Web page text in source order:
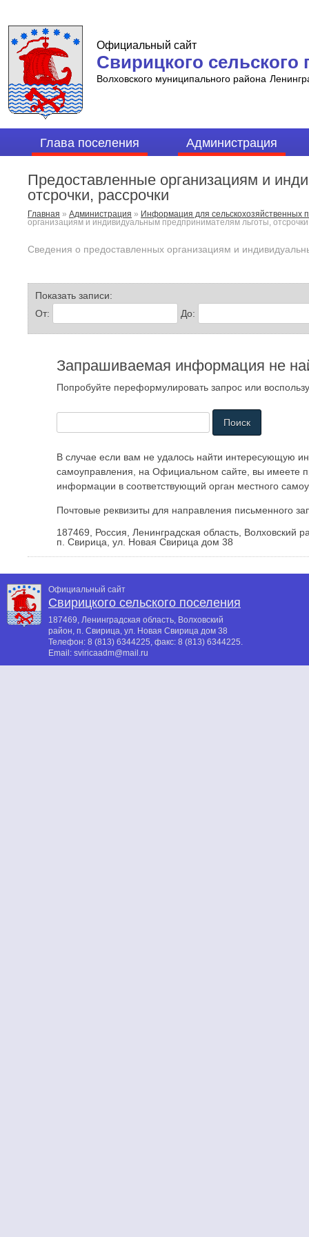
Официальный сайт
Свирицкого сельского
Волховского муниципального района
Глава поселения Администрация
Предоставленные организациям и
отсрочки, рассрочки
Главная » Администрация » Информация для сельскохозяйственных
организациям и индивидуальным предпринимателям льготы,
Сведения о предоставленных организациям и
Показать записи:
От:
До:
Запрашиваемая информация не
Попробуйте переформулировать запрос или
В случае если вам не удалось найти интересующую
самоуправления, на Официальном сайте, вы имеете
информации в соответствующий орган местного
Почтовые реквизиты для направления письменного
187469, Россия, Ленинградская область, Волховский
п. Свирица, ул. Новая Свирица дом 38
Официальный сайт
Свирицкого сельского поселения
187469, Ленинградская область, Волховский
район, п. Свирица, ул. Новая Свирица дом 38
Телефон: 8 (813) 6344225, факс: 8 (813) 6344225.
Email: sviricaadm@mail.ru